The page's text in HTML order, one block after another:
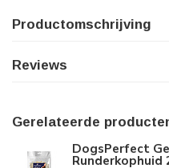
Productomschrijving
Reviews
Gerelateerde
DogsPerfect
Runderkophuid